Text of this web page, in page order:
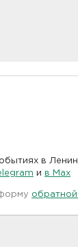
в
и в Maх
обратной